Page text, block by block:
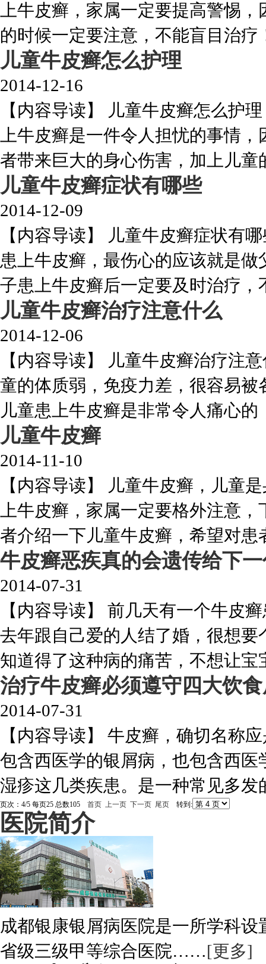
上牛皮癣，家属一定要提高警惕
的时候一定要注意，不能盲目治
儿童牛皮癣怎么护理
2014-12-16
【内容导读】 儿童牛皮癣怎么护
上牛皮癣是一件令人担忧的事情
者带来巨大的身心伤害，加上儿
儿童牛皮癣症状有哪些
2014-12-09
【内容导读】 儿童牛皮癣症状有
患上牛皮癣，最伤心的应该就是
子患上牛皮癣后一定要及时治疗
儿童牛皮癣治疗注意什么
2014-12-06
【内容导读】 儿童牛皮癣治疗注
童的体质弱，免疫力差，很容易
儿童患上牛皮癣是非常令人痛心
儿童牛皮癣
2014-11-10
【内容导读】 儿童牛皮癣，儿童
上牛皮癣，家属一定要格外注意
者介绍一下儿童牛皮癣，希望对
牛皮癣恶疾真的会遗传给下
2014-07-31
【内容导读】 前几天有一个牛皮
去年跟自己爱的人结了婚，很想
知道得了这种病的痛苦，不想让
治疗牛皮癣必须遵守四大饮
2014-07-31
【内容导读】 牛皮癣，确切名称
包含西医学的银屑病，也包含西
湿疹这几类疾患。是一种常见多
页次：4/5 每页25 总数105 首页 上一页 下一页 尾页 转到:
医院简介
成都银康银屑病医院是一所学科
省级三级甲等综合医院……[更多]